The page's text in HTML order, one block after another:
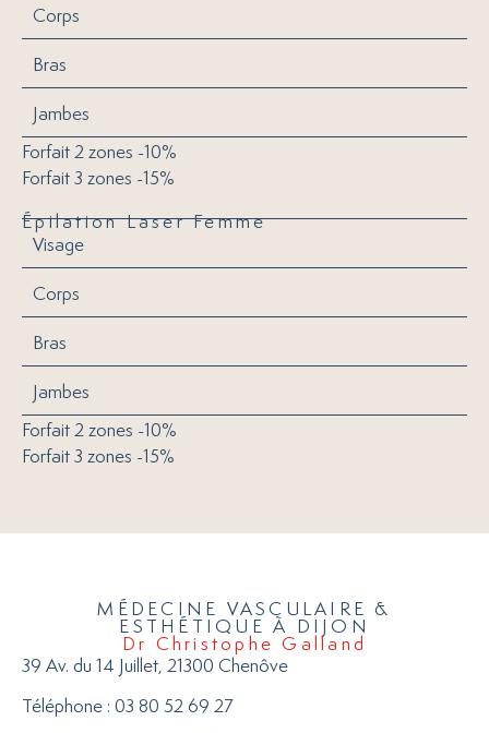
Corps
Bras
Jambes
Forfait 2 zones -10%
Forfait 3 zones -15%
Épilation Laser Femme
Visage
Corps
Bras
Jambes
Forfait 2 zones -10%
Forfait 3 zones -15%
MÉDECINE VASCULAIRE &
ESTHÉTIQUE À DIJON
Dr Christophe Galland
39 Av. du 14 Juillet, 21300 Chenôve
Téléphone : 03 80 52 69 27